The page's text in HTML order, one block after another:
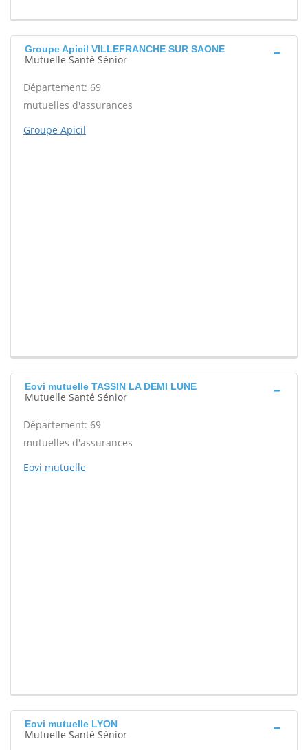
Groupe Apicil VILLEFRANCHE SUR SAONE
Mutuelle Santé Sénior
Département: 69
mutuelles d'assurances
Groupe Apicil
Eovi mutuelle TASSIN LA DEMI LUNE
Mutuelle Santé Sénior
Département: 69
mutuelles d'assurances
Eovi mutuelle
Eovi mutuelle LYON
Mutuelle Santé Sénior